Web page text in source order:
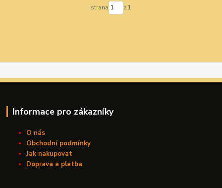
strana z 1
Informace pro zákazníky
O nás
Obchodní podmínky
Jak nakupovat
Doprava a platba